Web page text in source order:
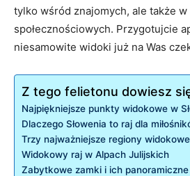
tylko wśród znajomych,⁤ ale także w
społecznościowych. Przygotujcie
niesamowite widoki już na Was
Z tego felietonu dowiesz
Najpiękniejsze⁢ punkty widokowe w
Dlaczego Słowenia to raj dla
Trzy najważniejsze regiony widokowe
Widokowy raj w Alpach Julijskich
Zabytkowe ​zamki⁣ i ich